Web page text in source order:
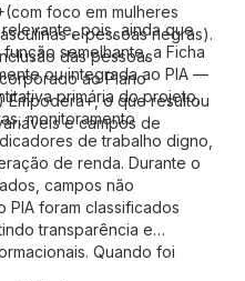
foco em mulheres
e pessoas negras).
das pessoas
ao Plano
Empodera+, o que resultou
e campos de
pois, ainda que
semelhante, a Ficha
ou integrada ao PIA —
primária do projeto,
monitoramento
de trabalho digno,
de renda. Durante o
campos não
PIA foram classificados
transparência e
Quando foi